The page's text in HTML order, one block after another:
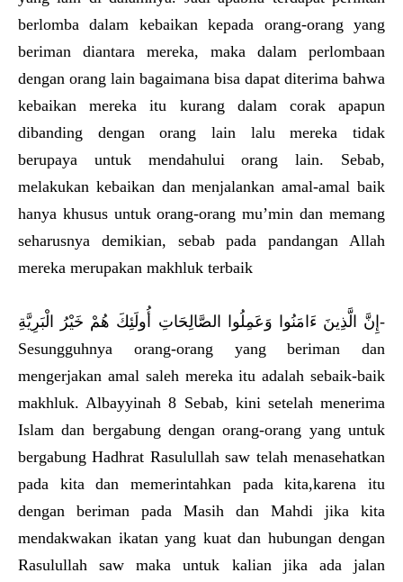
berlomba dalam kebaikan kepada orang-orang yang
beriman diantara mereka, maka dalam perlombaan
dengan orang lain bagaimana bisa dapat diterima bahwa
kebaikan mereka itu kurang dalam corak apapun
dibanding dengan orang lain lalu mereka tidak
berupaya untuk mendahului orang lain. Sebab,
melakukan kebaikan dan menjalankan amal-amal baik
hanya khusus untuk orang-orang mu’min dan memang
seharusnya demikian, sebab pada pandangan Allah
mereka merupakan makhluk terbaik
إِنَّ الَّذِينَ ءَامَنُوا وَعَمِلُوا الصَّالِحَاتِ أُولَئِكَ هُمْ خَيْرُ الْبَرِيَّةِ-
Sesungguhnya orang-orang yang beriman dan
mengerjakan amal saleh mereka itu adalah sebaik-baik
makhluk. Albayyinah 8 Sebab, kini setelah menerima
Islam dan bergabung dengan orang-orang yang untuk
bergabung Hadhrat Rasulullah saw telah menasehatkan
pada kita dan memerintahkan pada kita,karena itu
dengan beriman pada Masih dan Mahdi jika kita
mendakwakan ikatan yang kuat dan hubungan dengan
Rasulullah saw maka untuk kalian jika ada jalan